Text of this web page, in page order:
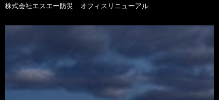
株式会社エスエー防災 オフィスリニューアル